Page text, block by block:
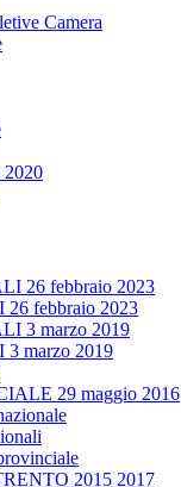
Camera
2020
26 febbraio 2023
febbraio 2023
3 marzo 2019
marzo 2019
29 maggio 2016
2015 2017